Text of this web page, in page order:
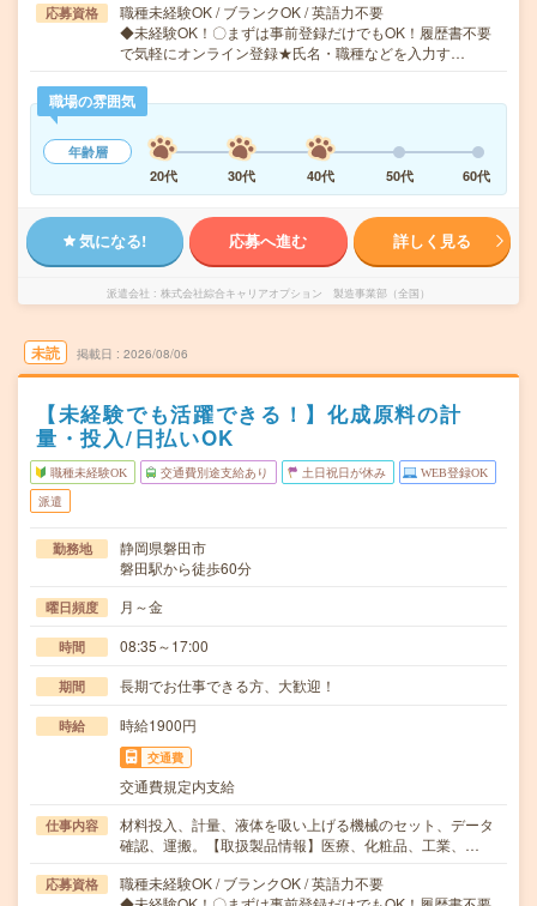
応募資格
職種未経験OK / ブランクOK / 英語力不要
◆未経験OK！〇まずは事前登録だけでもOK！履歴書不要
で気軽にオンライン登録★氏名・職種などを入力す…
職場の雰囲気
年齢層
20代
30代 40代 50代 60代
気になる! 応募へ進む 詳しく見る
派遣会社 株式会社綜合キャリアオプション 製造事業部（全国）
未読 掲載日 2026/08/06
【未経験でも活躍できる！】化成原料の計
量・投入/日払いOK
職種未経験OK 交通費別途支給あり 土日祝日が休み WEB登録OK
派遣
勤務地
静岡県磐田市
磐田駅から徒歩60分
曜日頻度 月～金
時間 08:35～17:00
期間 長期でお仕事できる方、大歓迎！
時給 時給1900円
交通費
交通費規定内支給
仕事内容
材料投入、計量、液体を吸い上げる機械のセット、データ
確認、運搬。【取扱製品情報】医療、化粧品、工業、…
応募資格
職種未経験OK / ブランクOK / 英語力不要